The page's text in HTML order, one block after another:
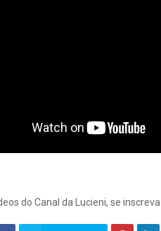
do Canal da Lucieni, se inscreva